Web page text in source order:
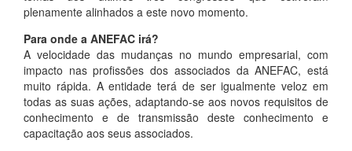
plenamente alinhados a este novo momento.
Para onde a ANEFAC irá?
A velocidade das mudanças no mundo empresarial, com
impacto nas profissões dos associados da ANEFAC, está
muito rápida. A entidade terá de ser igualmente veloz em
todas as suas ações, adaptando-se aos novos requisitos de
conhecimento e de transmissão deste conhecimento e
capacitação aos seus associados.